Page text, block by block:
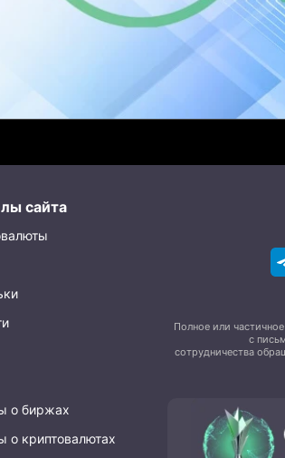
сайта
о биржах
о криптовалютах
Полное или
с
сотрудничества